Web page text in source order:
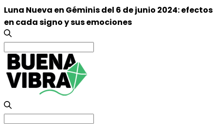
Luna Nueva en Géminis del 6 de junio 2024: efectos
en cada signo y sus emociones
Search
for:
Search